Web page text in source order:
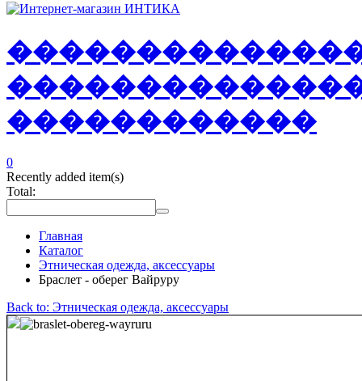
�������������
�������������
������������
0
Recently added item(s)
Total:
Главная
Каталог
Этническая одежда, аксессуары
Браслет - оберег Вайруру
Back to: Этническая одежда, аксессуары